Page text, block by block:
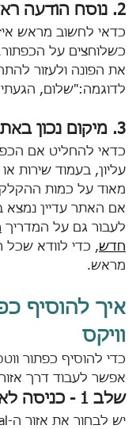
2. נוסח הודעה ראשוני
כדאי לחשוב מראש
כשלוחצים על הכפתור.
את הפונה ולעזור
לדוגמה:"שלום,
3. מיקום נכון באתר
כדאי להחליט אם
עליון, בעמוד שירות
מאוד על כמות
אם האתר עדיין נמצא
לעבור גם על המדריך
חדש, כדי לוודא שכל
מראש.
איך להוסיף
וויקס
אפשר לעבוד דרך
שלב 1 - כניסה לאזור הכפתורים החברתיים